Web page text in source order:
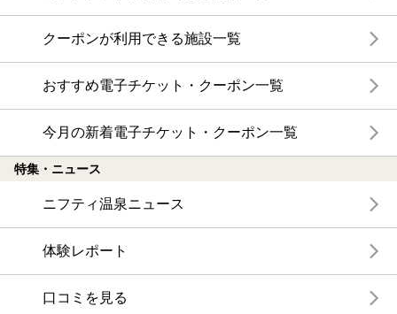
クーポンが利用できる施設一覧
おすすめ電子チケット・クーポン一覧
今月の新着電子チケット・クーポン一覧
特集・ニュース
ニフティ温泉ニュース
体験レポート
口コミを見る